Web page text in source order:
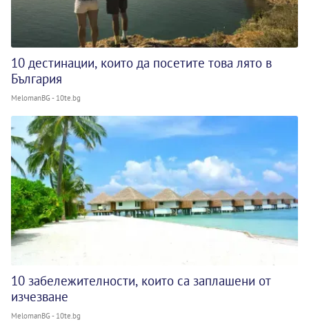
10 дестинации, които да посетите това лято в
България
MelomanBG - 10te.bg
10 забележителности, които са заплашени от
изчезване
MelomanBG - 10te.bg